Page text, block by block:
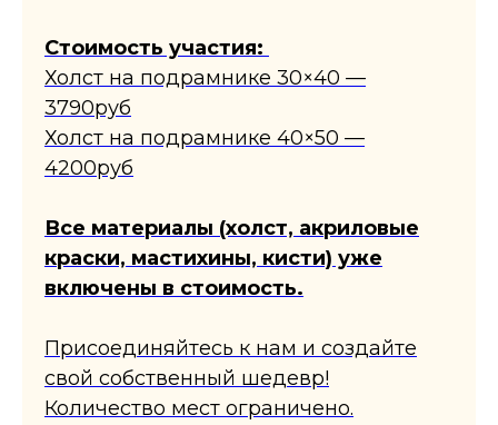
Стоимость участия:
Холст на подрамнике 30×40 —
3790руб
Холст на подрамнике 40×50 —
4200руб
​Все материалы (холст, акриловые
краски, мастихины, кисти) уже
включены в стоимость.
​Присоединяйтесь к нам и создайте
свой собственный шедевр!
Количество мест ограничено.